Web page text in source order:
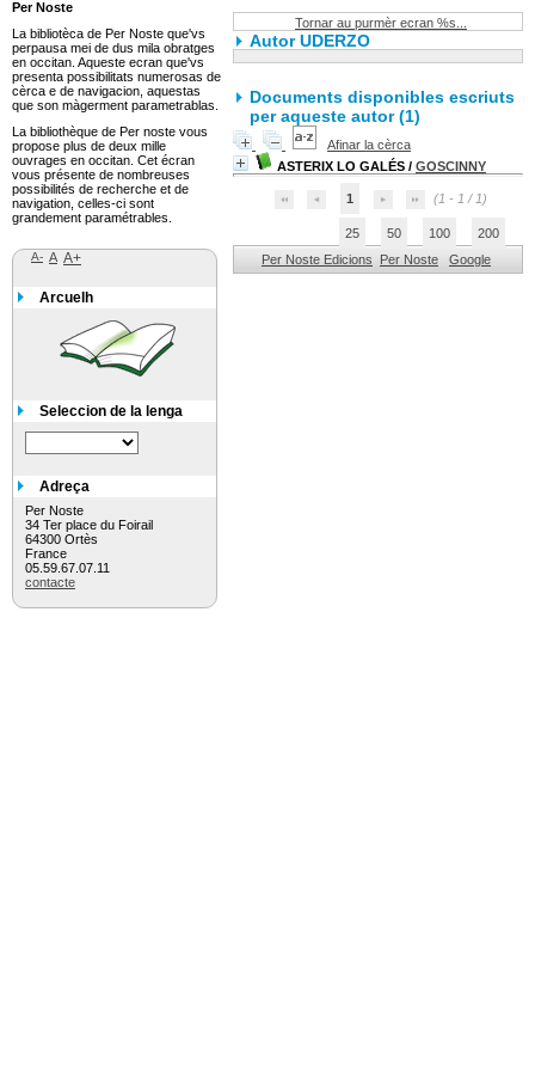
Tornar au purmèr ecran %s...
Autor UDERZO
Documents disponibles escriuts
per aqueste autor (1)
Afinar la cèrca
ASTERIX LO GALÉS / GOSCINNY
1 (1 - 1 / 1)
25 50 100
200
Per Noste Edicions Per Noste Google
Per Noste
La bibliotèca de Per Noste que'vs
perpausa mei de dus mila obratges
en occitan. Aqueste ecran que'vs
presenta possibilitats numerosas de
cèrca e de navigacion, aquestas
que son màgerment parametrablas.
La bibliothèque de Per noste vous
propose plus de deux mille
ouvrages en occitan. Cet écran
vous présente de nombreuses
possibilités de recherche et de
navigation, celles-ci sont
grandement paramétrables.
A- A A+
Arcuelh
Seleccion de la lenga
Adreça
Per Noste
34 Ter place du Foirail
64300 Ortès
France
05.59.67.07.11
contacte